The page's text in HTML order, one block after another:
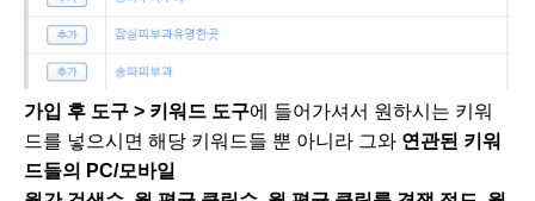
가입 후 도구 > 키워드 도구에 들어가셔서 원하시는 키워
드를 넣으시면 해당 키워드들 뿐 아니라 그와 연관된 키워
드들의 PC/모바일